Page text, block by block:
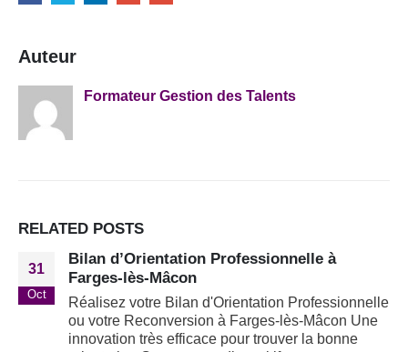
Auteur
Formateur Gestion des Talents
RELATED POSTS
31
Oct
Bilan d’Orientation Professionnelle à
Farges-lès-Mâcon
Réalisez votre Bilan d'Orientation Professionnelle
ou votre Reconversion à Farges-lès-Mâcon Une
innovation très efficace pour trouver la bonne